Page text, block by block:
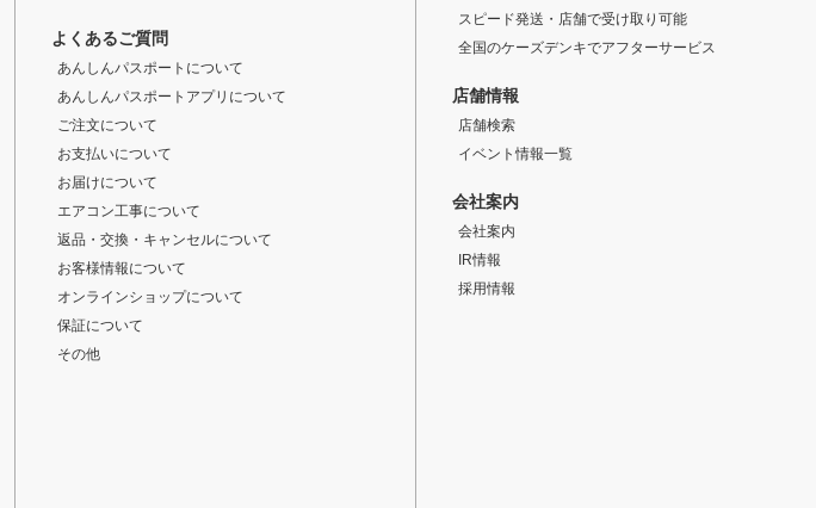
よくあるご質問
あんしんパスポートについて
あんしんパスポートアプリについて
ご注文について
お支払いについて
お届けについて
エアコン工事について
返品・交換・キャンセルについて
お客様情報について
オンラインショップについて
保証について
その他
スピード発送・店舗で受け取り可能
全国のケーズデンキでアフターサービス
店舗情報
店舗検索
イベント情報一覧
会社案内
会社案内
IR情報
採用情報